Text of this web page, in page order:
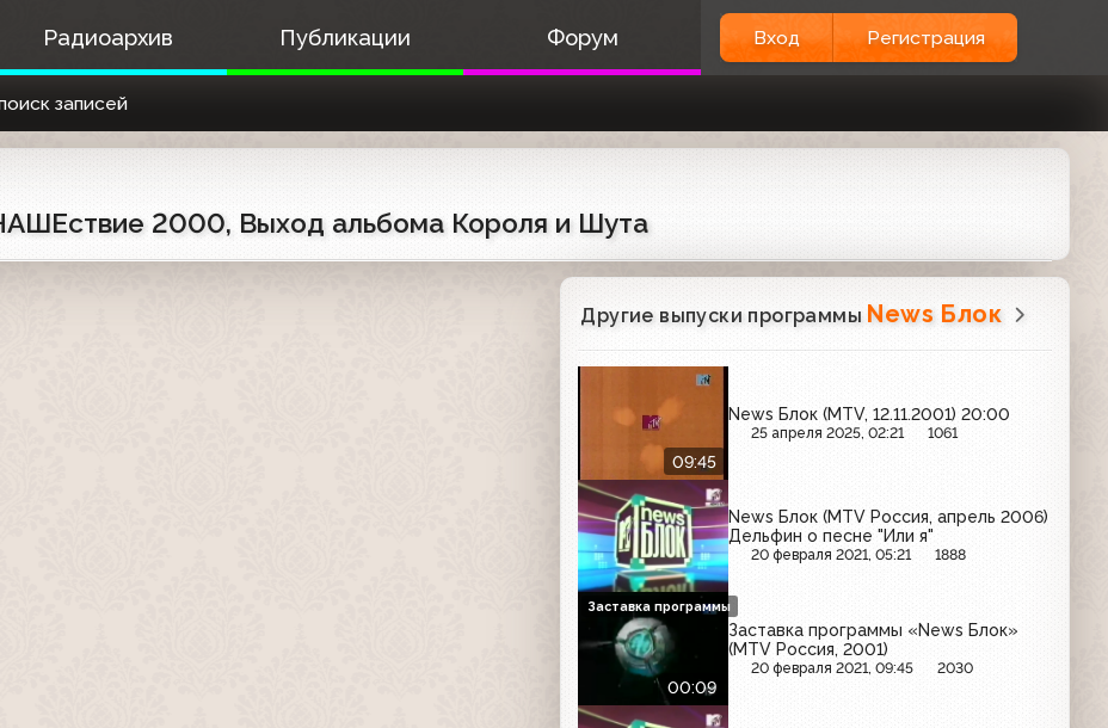
Радиоархив Публикации Форум Вход Регистрация
записей
2000, Выход альбома Короля и Шута
Другие выпуски программы News Блок
09:45
News Блок (MTV, 12.11.2001) 20:00
25 апреля 2025, 02:21 1061
News Блок (MTV Россия, апрель 2006)
Дельфин о песне "Или я"
20 февраля 2021, 05:21 1888
00:09
Заставка программы «News Блок»
(MTV Россия, 2001)
20 февраля 2021, 09:45 2030
Заставка программы